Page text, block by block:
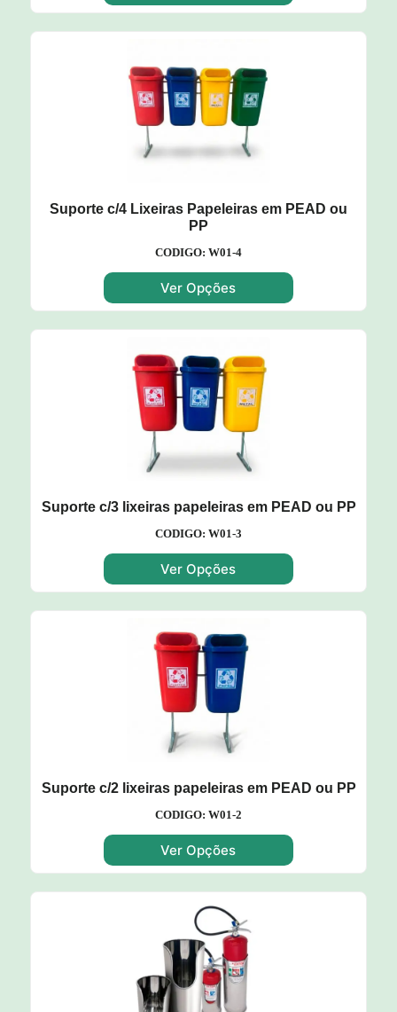
Suporte c/4 Lixeiras Papeleiras em PEAD ou
PP
CODIGO: W01-4
Ver Opções
Suporte c/3 lixeiras papeleiras em PEAD ou PP
CODIGO: W01-3
Ver Opções
Suporte c/2 lixeiras papeleiras em PEAD ou PP
CODIGO: W01-2
Ver Opções